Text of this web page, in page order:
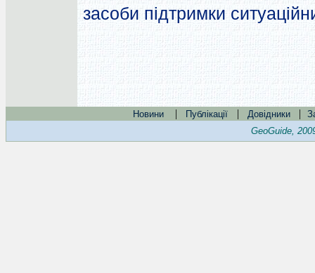
засоби підтримки
Новини | Публікації | Довідники |
GeoGuide,